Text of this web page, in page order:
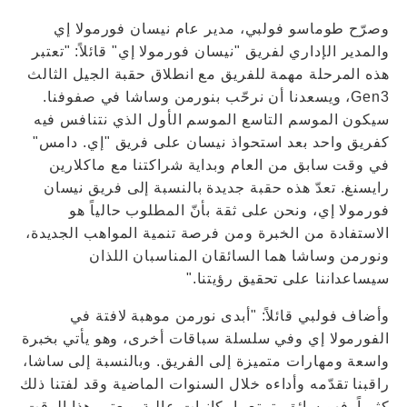
وصرّح طوماسو فولبي، مدير عام نيسان فورمولا إي
والمدير الإداري لفريق "نيسان فورمولا إي" قائلاً: "تعتبر
هذه المرحلة مهمة للفريق مع انطلاق حقبة الجيل الثالث
Gen3، ويسعدنا أن نرحّب بنورمن وساشا في صفوفنا.
سيكون الموسم التاسع الموسم الأول الذي نتنافس فيه
كفريق واحد بعد استحواذ نيسان على فريق "إي. دامس"
في وقت سابق من العام وبداية شراكتنا مع ماكلارين
رايسنغ. تعدّ هذه حقبة جديدة بالنسبة إلى فريق نيسان
فورمولا إي، ونحن على ثقة بأنّ المطلوب حالياً هو
الاستفادة من الخبرة ومن فرصة تنمية المواهب الجديدة،
ونورمن وساشا هما السائقان المناسبان اللذان
سيساعداننا على تحقيق رؤيتنا."
وأضاف فولبي قائلاً: "أبدى نورمن موهبة لافتة في
الفورمولا إي وفي سلسلة سباقات أخرى، وهو يأتي بخبرة
واسعة ومهارات متميزة إلى الفريق. وبالنسبة إلى ساشا،
راقبنا تقدّمه وأداءه خلال السنوات الماضية وقد لفتنا ذلك